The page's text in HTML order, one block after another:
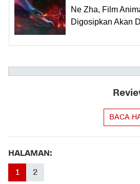
Ne Zha, Film
Digosipkan Akan
BACA
HALAMAN:
1 2